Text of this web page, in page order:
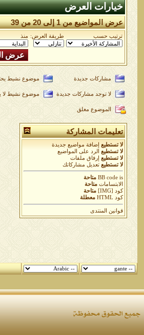
خيارات العرض
عرض المواضيع من 1 إلى 20 من 39
ترتيب حسب طريقة العرض: منذ
مشاركات جديدة موضوع نشيط
لا توجد مشاركات جديدة موضوع نشيط لا
الموضوع مغلق
تعليمات المشاركة
لا تستطيع
إضافة مواضيع جديدة
لا تستطيع
الرد على المواضيع
لا تستطيع
إرفاق ملفات
لا تستطيع تعديل مشاركاتك
BB codeis
متاحة
الابتسامات متاحة
كود [IMG]
متاحة
كود HTML
معطلة
قوانين المنتدى